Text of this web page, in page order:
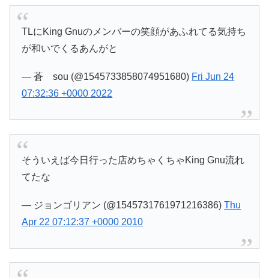
TLにKing Gnuのメンバーの笑顔があふれてる気持ち
が和いでくるあんがと
— 蒼 sou (@1545733858074951680) Fri Jun 24
07:32:36 +0000 2022
そういえば今日行った店めちゃくちゃKing Gnu流れ
てたな
— ジョンゴリアン (@1545731761971216386)Thu
Apr 22 07:12:37 +0000 2010